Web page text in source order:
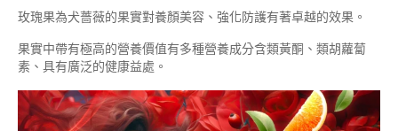
玫瑰果為犬薔薇的果實對養顏美容、強化防護有著卓越的效果。
果實中帶有極高的營養價值有多種營養成分含類黃酮、類胡蘿蔔
素、具有廣泛的健康益處。